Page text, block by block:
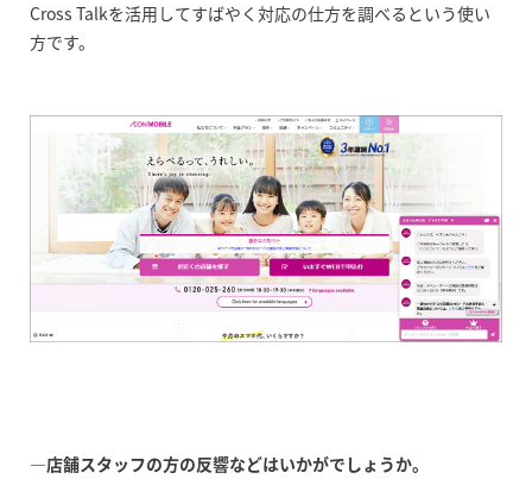
Cross Talkを活用してすばやく対応の仕方を調べるという使い
方です。
―店舗スタッフの方の反響などはいかがでしょうか。